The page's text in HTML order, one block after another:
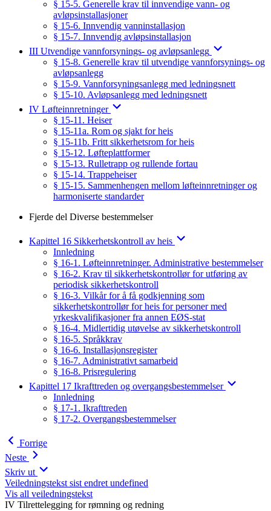
§ 15-5. Generelle krav til innvendige vann- og
avløpsinstallasjoner
§ 15-6. Innvendig vanninstallasjon
§ 15-7. Innvendig avløpsinstallasjon
III Utvendige vannforsynings- og avløpsanlegg
§ 15-8. Generelle krav til utvendige vannforsynings- og
avløpsanlegg
§ 15-9. Vannforsyningsanlegg med ledningsnett
§ 15-10. Avløpsanlegg med ledningsnett
IV Løfteinnretninger
§ 15-11. Heiser
§ 15-11a. Rom og sjakt for heis
§ 15-11b. Fritt sikkerhetsrom for heis
§ 15-12. Løfteplattformer
§ 15-13. Rulletrapp og rullende fortau
§ 15-14. Trappeheiser
§ 15-15. Sammenhengen mellom løfteinnretninger og
harmoniserte standarder
Fjerde del Diverse bestemmelser
Kapittel 16 Sikkerhetskontroll av heis
Innledning
§ 16-1. Løfteinnretninger. Administrative bestemmelser
§ 16-2. Krav til sikkerhetskontrollør for utføring av
periodisk sikkerhetskontroll
§ 16-3. Vilkår for å få godkjenning som
sikkerhetskontrollør for heis for personer med
yrkeskvalifikasjoner fra annen EØS-stat
§ 16-4. Midlertidig utøvelse av sikkerhetskontroll
§ 16-5. Språkkrav
§ 16-6. Installasjonsregister
§ 16-7. Administrativt samarbeid
§ 16-8. Prisregulering
Kapittel 17 Ikrafttreden og overgangsbestemmelser
Innledning
§ 17-1. Ikrafttreden
§ 17-2. Overgangsbestemmelser
Forrige
Neste
Skriv ut
Veiledningstekst sist endret undefined
Vis all veiledningstekst
IV Tilrettelegging for rømning og redning